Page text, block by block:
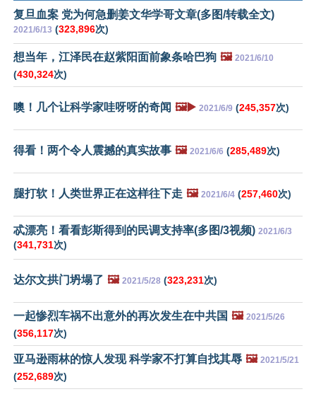
复旦血案 党为何急删姜文华学哥文章(多图/转载全文)
2021/6/13 (323,896次)
想当年，江泽民在赵紫阳面前象条哈巴狗 🖼️ 2021/6/10
(430,324次)
噢！几个让科学家哇呀呀的奇闻 🖼️▶️ 2021/6/9 (245,357次)
得看！两个令人震撼的真实故事 🖼️ 2021/6/6 (285,489次)
腿打软！人类世界正在这样往下走 🖼️ 2021/6/4 (257,460次)
忒漂亮！看看彭斯得到的民调支持率(多图/3视频) 2021/6/3
(341,731次)
达尔文拱门坍塌了 🖼️ 2021/5/28 (323,231次)
一起惨烈车祸不出意外的再次发生在中共国 🖼️ 2021/5/26
(356,117次)
亚马逊雨林的惊人发现 科学家不打算自找其辱 🖼️ 2021/5/21
(252,689次)